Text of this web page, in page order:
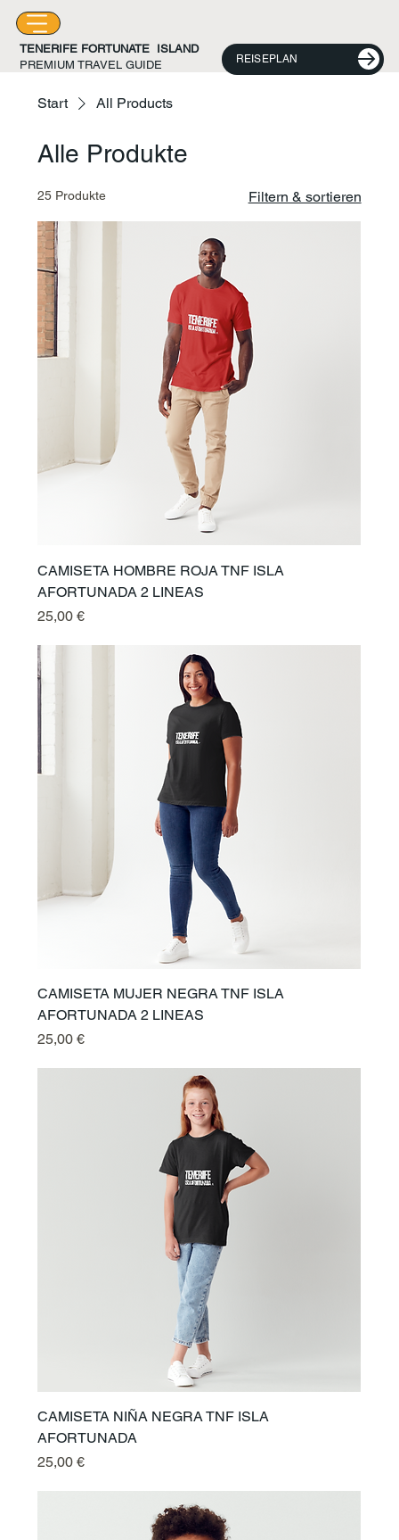
REISEPLAN
TENERIFE FORTUNATE ISLAND
PREMIUM TRAVEL GUIDE
Start All Products
Alle Produkte
25 Produkte Filtern & sortieren
CAMISETA HOMBRE ROJA TNF ISLA
AFORTUNADA 2 LINEAS
Preis
25,00 €
CAMISETA MUJER NEGRA TNF ISLA
AFORTUNADA 2 LINEAS
Preis
25,00 €
CAMISETA NIÑA NEGRA TNF ISLA
AFORTUNADA
Preis
25,00 €